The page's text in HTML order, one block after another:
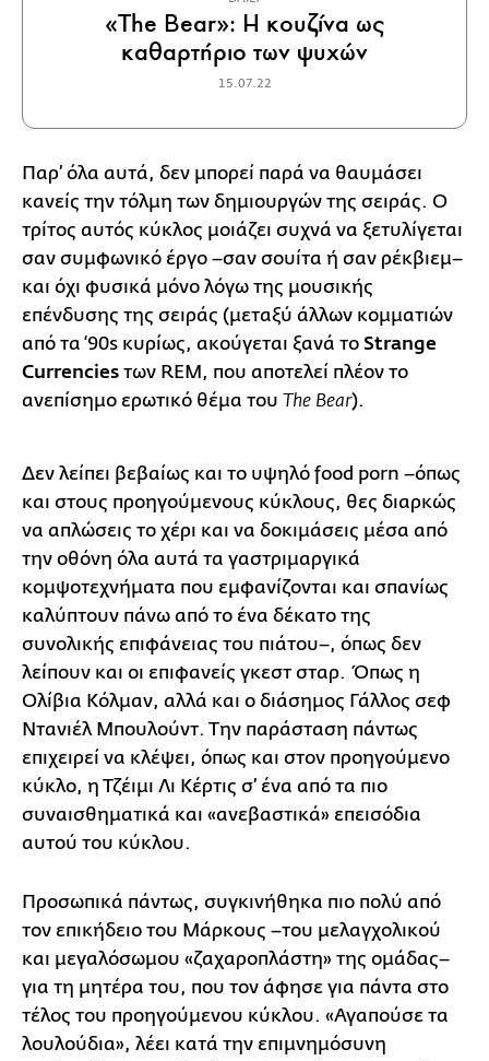
«The Bear»: Η κουζίνα ως
καθαρτήριο των ψυχών
15.07.22
Παρ’ όλα αυτά, δεν μπορεί παρά να θαυμάσει
κανείς την τόλμη των δημιουργών της σειράς. Ο
τρίτος αυτός κύκλος μοιάζει συχνά να ξετυλίγεται
σαν συμφωνικό έργο –σαν σουίτα ή σαν ρέκβιεμ–
και όχι φυσικά μόνο λόγω της μουσικής
επένδυσης της σειράς (μεταξύ άλλων κομματιών
από τα ‘90s κυρίως, ακούγεται ξανά το Strange
Currencies των REM, που αποτελεί πλέον το
ανεπίσημο ερωτικό θέμα του The Bear).
Δεν λείπει βεβαίως και το υψηλό food porn –όπως
και στους προηγούμενους κύκλους, θες διαρκώς
να απλώσεις το χέρι και να δοκιμάσεις μέσα από
την οθόνη όλα αυτά τα γαστριμαργικά
κομψοτεχνήματα που εμφανίζονται και σπανίως
καλύπτουν πάνω από το ένα δέκατο της
συνολικής επιφάνειας του πιάτου–, όπως δεν
λείπουν και οι επιφανείς γκεστ σταρ. Όπως η
Ολίβια Κόλμαν, αλλά και ο διάσημος Γάλλος σεφ
Ντανιέλ Μπουλούντ. Την παράσταση πάντως
επιχειρεί να κλέψει, όπως και στον προηγούμενο
κύκλο, η Τζέιμι Λι Κέρτις σ’ ένα από τα πιο
συναισθηματικά και «ανεβαστικά» επεισόδια
αυτού του κύκλου.
Προσωπικά πάντως, συγκινήθηκα πιο πολύ από
τον επικήδειο του Μάρκους –του μελαγχολικού
και μεγαλόσωμου «ζαχαροπλάστη» της ομάδας–
για τη μητέρα του, που τον άφησε για πάντα στο
τέλος του προηγούμενου κύκλου. «Αγαπούσε τα
λουλούδια», λέει κατά την επιμνημόσυνη